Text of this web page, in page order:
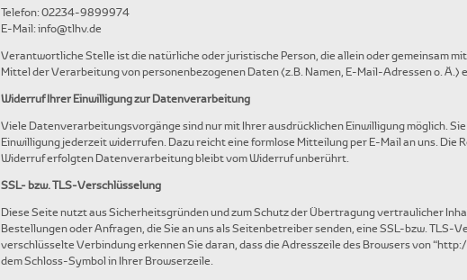
Telefon: 02234-9899974
E-Mail: info@tlhv.de
Verantwortliche Stelle ist die natürliche oder juristische Person, die allein oder gemeinsam
Mittel der Verarbeitung von personenbezogenen Daten (z.B. Namen, E-Mail-Adressen o. Ä.)
Widerruf Ihrer Einwilligung zur Datenverarbeitung
Viele Datenverarbeitungsvorgänge sind nur mit Ihrer ausdrücklichen Einwilligung möglich.
Einwilligung jederzeit widerrufen. Dazu reicht eine formlose Mitteilung per E-Mail an uns. Die
Widerruf erfolgten Datenverarbeitung bleibt vom Widerruf unberührt.
SSL- bzw. TLS-Verschlüsselung
Diese Seite nutzt aus Sicherheitsgründen und zum Schutz der Übertragung vertraulicher
Bestellungen oder Anfragen, die Sie an uns als Seitenbetreiber senden, eine SSL-bzw. TLS-
verschlüsselte Verbindung erkennen Sie daran, dass die Adresszeile des Browsers von
dem Schloss-Symbol in Ihrer Browserzeile.